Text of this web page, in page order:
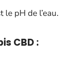
le pH de l’eau.
CBD :